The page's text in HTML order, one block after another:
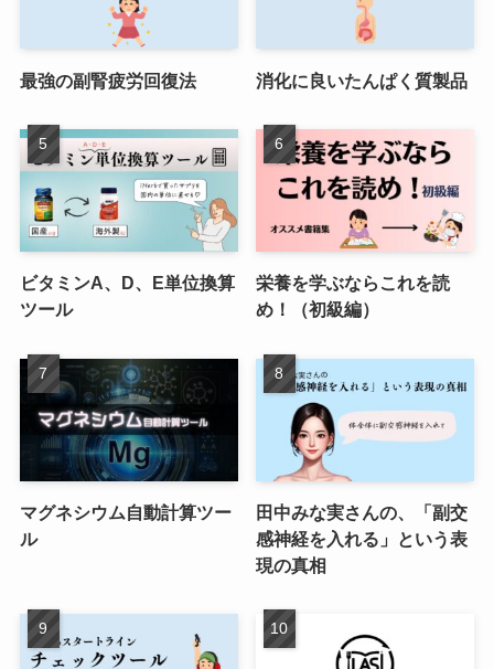
最強の副腎疲労回復法 消化に良いたんぱく質製品
ビタミンA、D、E単位換算
ツール
栄養を学ぶならこれを読
め！（初級編）
マグネシウム自動計算ツー
ル
田中みな実さんの、「副交
感神経を入れる」という表
現の真相